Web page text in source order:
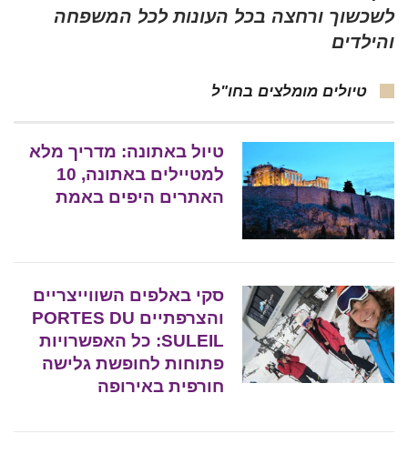
לשכשוך ורחצה בכל העונות לכל המשפחה
והילדים
טיולים מומלצים בחו"ל
טיול באתונה: מדריך מלא
למטיילים באתונה, 10
האתרים היפים באמת
סקי באלפים השווייצריים
והצרפתיים PORTES DU
SULEIL: כל האפשרויות
פתוחות לחופשת גלישה
חורפית באירופה